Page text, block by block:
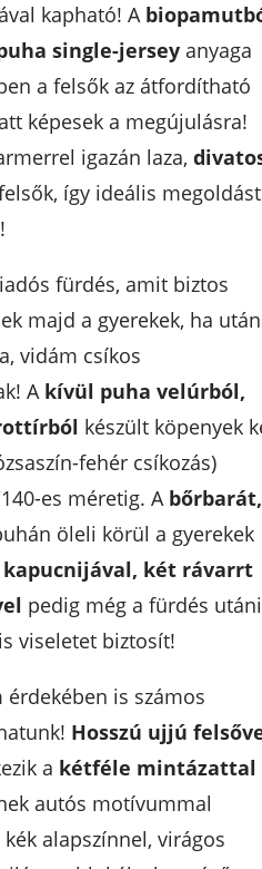
kapható! A
single-jersey anyaga
a felsők az átfordítható
képesek a megújulásra!
igazán laza,
így ideális megoldást
fürdés, amit biztos
majd a gyerekek, ha
vidám csíkos
A kívül puha velúrból,
készült köpenyek
fehér csíkozás)
es méretig. A bőrbarát,
öleli körül a gyerekek
kapucnijával, két rávarrt
pedig még a fürdés utáni
viseletet biztosít!
érdekében is számos
Hosszú ujjú
a kétféle mintázattal
autós motívummal
alapszínnel, virágos